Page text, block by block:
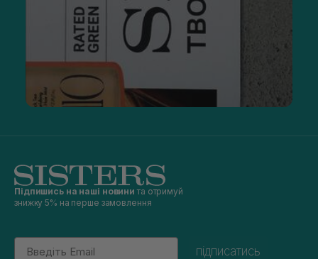
Підпишись на наші новини та отримуй
знижку 5% на перше замовлення
Email
підписатись